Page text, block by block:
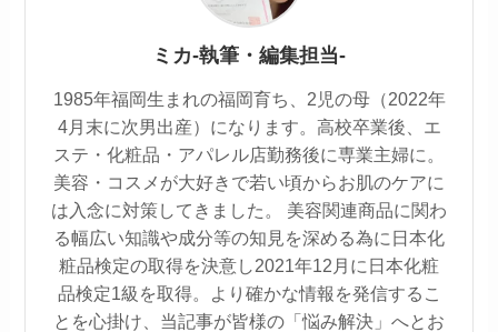
ミカ-執筆・編集担当-
1985年福岡生まれの福岡育ち、2児の母（2022年
4月末に次男出産）になります。高校卒業後、エ
ステ・化粧品・アパレル店勤務後に専業主婦に。
美容・コスメが大好きで若い頃からお肌のケアに
は入念に対策してきました。 美容関連商品に関わ
る幅広い知識や成分等の知見を深める為に日本化
粧品検定の取得を決意し2021年12月に日本化粧
品検定1級を取得。より確かな情報を発信するこ
とを心掛け、当記事が皆様の「悩み解決」へとお